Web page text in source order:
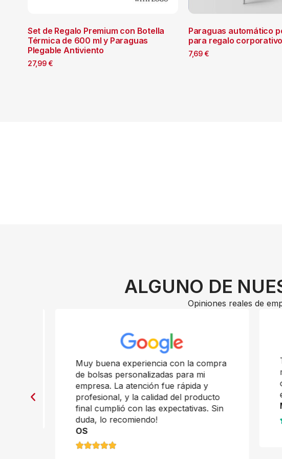
Set de Regalo Premium con Botella
Térmica de 600 ml y Paraguas
Plegable Antiviento
27,99 €
Paraguas automático
para regalo corporativo
7,69 €
ALGUNO DE
Opiniones reales de
Muy buena experiencia con la compra
de bolsas personalizadas para mi
empresa. La atención fue rápida y
profesional, y la calidad del producto
final cumplió con las expectativas. Sin
duda, lo recomiendo!